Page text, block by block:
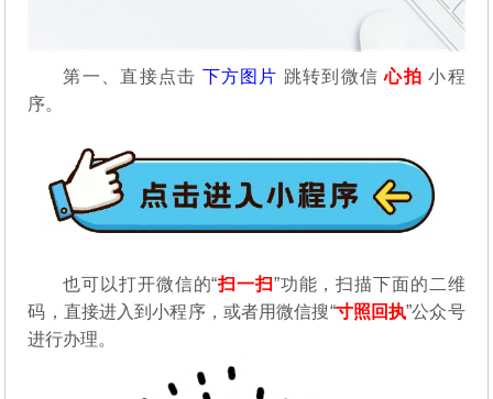
第一、直接点击 下方图片 跳转到微信心拍小程
序。
也可以打开微信的“扫一扫”功能，扫描下面的二维
码，直接进入到小程序，或者用微信搜“寸照回执”公众号
进行办理。